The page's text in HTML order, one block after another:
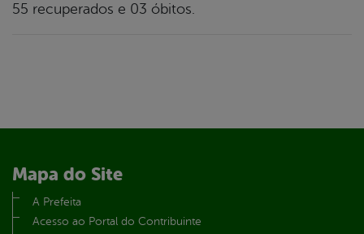
55 recuperados e 03 óbitos.
Mapa do Site
A Prefeita
Acesso ao Portal do Contribuinte